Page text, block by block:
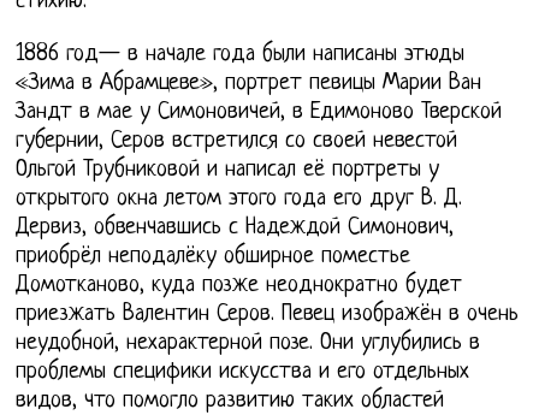
1886 год— в начале года были написаны этюды
«Зима в Абрамцеве», портрет певицы Марии Ван
Зандт в мае у Симоновичей, в Едимоново Тверской
губернии, Серов встретился со своей невестой
Ольгой Трубниковой и написал её портреты у
открытого окна летом этого года его друг В. Д.
Дервиз, обвенчавшись с Надеждой Симонович,
приобрёл неподалёку обширное поместье
Домотканово, куда позже неоднократно будет
приезжать Валентин Серов. Певец изображён в очень
неудобной, нехарактерной позе. Они углубились в
проблемы специфики искусства и его отдельных
видов, что помогло развитию таких областей